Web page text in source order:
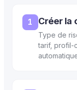
1 Créer la
Type de
tarif, profil-